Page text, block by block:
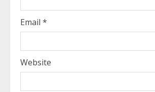
Email *
Website